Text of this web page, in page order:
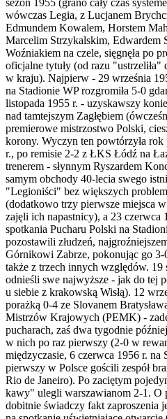
wówczas Legia, z Lucjanem
Edmundem Kowalem, Horstem
Marcelim Strzykalskim, Edwardem
Woźniakiem na czele, sięgnęła po
oficjalne tytuły (od razu "ustrzeliła"
w kraju). Najpierw - 29 września
na Stadionie WP rozgromiła 5-0
listopada 1955 r. - uzyskawszy
nad tamtejszym Zagłębiem
premierowe mistrzostwo Polski,
korony. Wyczyn ten powtórzyła
r., po remisie 2-2 z ŁKS Łódź na
trenerem - słynnym Ryszardem
samym obchody 40-lecia swego
"Legioniści" bez większych
(dodatkowo trzy pierwsze miejsca
zajęli ich napastnicy), a 23 czerwca
spotkania Pucharu Polski na
pozostawili złudzeń,
Górnikowi Zabrze, pokonując go 3-
także z trzech innych względów.
odnieśli swe najwyższe - jak do tej
u siebie z krakowską Wisłą). 12
porażką 0-4 ze Slovanem
Mistrzów Krajowych (PEMK) -
pucharach, zaś dwa tygodnie
w nich po raz pierwszy (2-0 w
międzyczasie, 6 czerwca 1956 r. na
pierwszy w Polsce gościli zespół
Rio de Janeiro). Po zaciętym
kawy" ulegli warszawianom 2-1. O
dobitnie świadczy fakt zaproszenia